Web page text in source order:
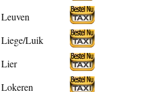
Leuven
Liege/Luik
Lier
Lokeren